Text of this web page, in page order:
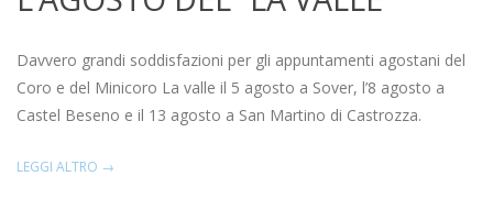
08-
20
Davvero grandi soddisfazioni per gli appuntamenti agostani del
Coro e del Minicoro La valle il 5 agosto a Sover, l’8 agosto a
Castel Beseno e il 13 agosto a San Martino di Castrozza.
LEGGI ALTRO →